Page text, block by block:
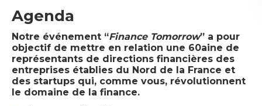
Agenda
Notre événement “Finance Tomorrow” a pour
objectif de mettre en relation une 60aine de
représentants de directions financières des
entreprises établies du Nord de la France et
des startups qui, comme vous, révolutionnent
le domaine de la finance.